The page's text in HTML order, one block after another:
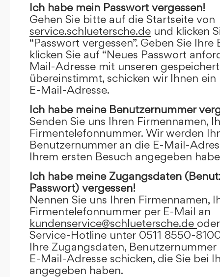
Ich habe mein Passwort vergessen!
Gehen Sie bitte auf die Startseite von
service.schluetersche.de und klicken
“Passwort vergessen”. Geben Sie
klicken Sie auf “Neues Passwort
Mail-Adresse mit unseren
übereinstimmt, schicken wir Ihnen
E-Mail-Adresse.
Ich habe meine Benutzernummer
Senden Sie uns Ihren Firmennamen,
Firmentelefonnummer. Wir werden
Benutzernummer an die E-Mail-
Ihrem ersten Besuch angegeben
Ich habe meine Zugangsdaten
Passwort) vergessen!
Nennen Sie uns Ihren Firmennamen,
Firmentelefonnummer per E-Mail an
kundenservice@schluetersche.de
Service-Hotline unter 0511 8550-
Ihre Zugangsdaten,
E-Mail-Adresse schicken, die Sie bei
angegeben haben.